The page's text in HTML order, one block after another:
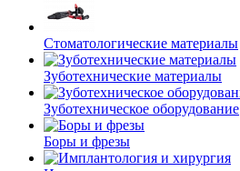
Стоматологические материалы
Зуботехнические материалы
Зуботехническое оборудование
Боры и фрезы